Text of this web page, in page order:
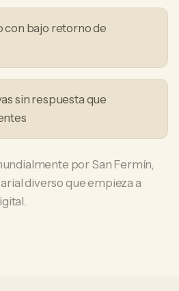
con bajo retorno de
sin respuesta que
por San Fermín,
diverso que empieza a